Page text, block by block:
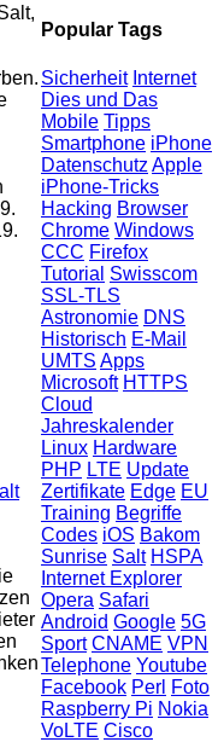
Popular Tags
Sicherheit Internet
Dies und Das
Mobile Tipps
Smartphone iPhone
Datenschutz Apple
iPhone-Tricks
Hacking Browser
Chrome Windows
CCC Firefox
Tutorial Swisscom
SSL-TLS
Astronomie DNS
Historisch E-Mail
UMTS Apps
Microsoft HTTPS
Cloud
Jahreskalender
Linux Hardware
LTE Update
Zertifikate Edge EU
Training Begriffe
Codes iOS Bakom
Sunrise Salt HSPA
Internet Explorer
Opera Safari
Android Google 5G
Sport CNAME VPN
Telephone Youtube
Facebook Perl Foto
Raspberry Pi Nokia
VoLTE Cisco